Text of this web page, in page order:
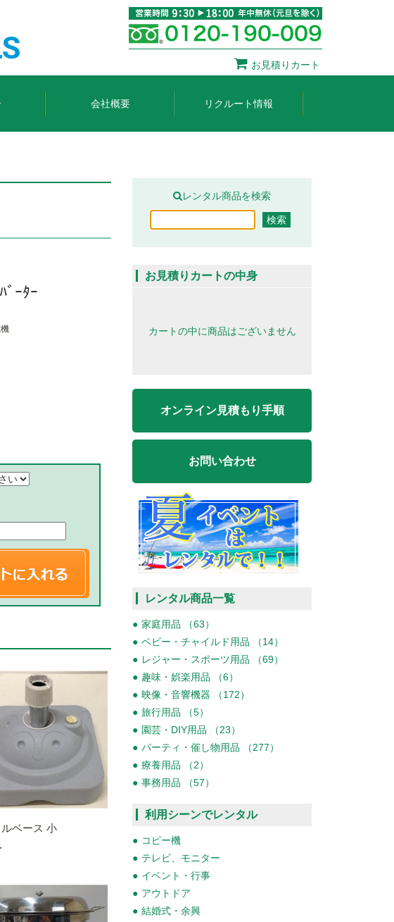
お見積りカート
会社概要 リクルート情報
ｰﾀｰ
ベース 小
レンタル商品を検索
お見積りカートの中身
カートの中に商品はございません
オンライン見積もり手順
お問い合わせ
レンタル商品一覧
家庭用品 （63）
ベビー・チャイルド用品 （14）
レジャー・スポーツ用品 （69）
趣味・娯楽用品 （6）
映像・音響機器 （172）
旅行用品 （5）
園芸・DIY用品 （23）
パーティ・催し物用品 （277）
療養用品 （2）
事務用品 （57）
利用シーンでレンタル
コピー機
テレビ、モニター
イベント・行事
アウトドア
結婚式・余興